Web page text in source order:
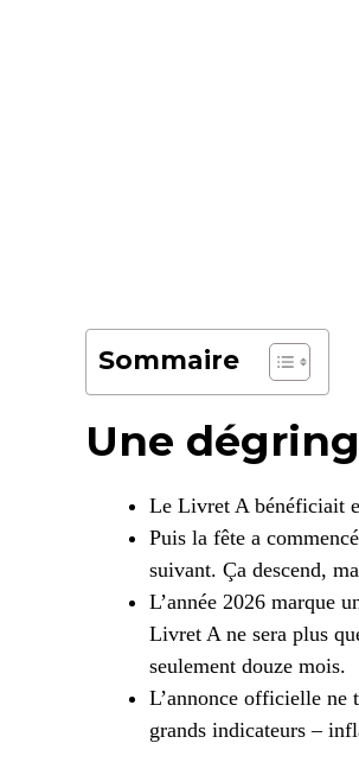
Sommaire
Une
Le Livret A bénéficiait
Puis la fête a
suivant. Ça descend,
L’année 2026 marque
Livret A ne sera plus
seulement douze mois.
L’annonce officielle ne
grands indicateurs –